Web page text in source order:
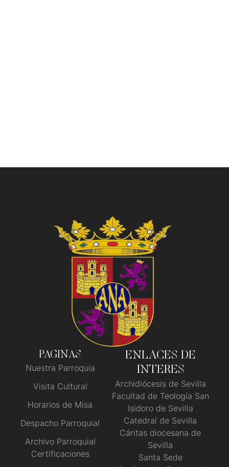
PAGINAS
Nuestra Parroquia
Visita Cultural
Horarios de Misa
Despacho Parroquial
Archivo Parroquial
Certificaciones
ENLACES DE
INTERES
Archidiócesis de Sevilla
Facultad de Teología San
Isidoro de Sevilla
Catedral de Sevilla
Cáritas diocesana de
Sevilla
Santa Sede